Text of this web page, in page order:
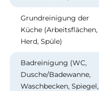
Grundreinigung der
Küche (Arbeitsflächen,
Herd, Spüle)
Badreinigung (WC,
Dusche/Badewanne,
Waschbecken, Spiegel,